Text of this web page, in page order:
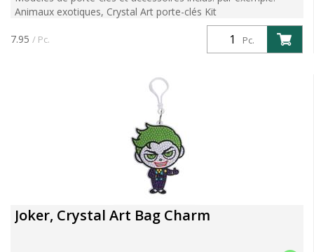
Animaux exotiques, Crystal Art porte-clés Kit
Pc.
7.95 / Pc.
Joker, Crystal Art Bag Charm